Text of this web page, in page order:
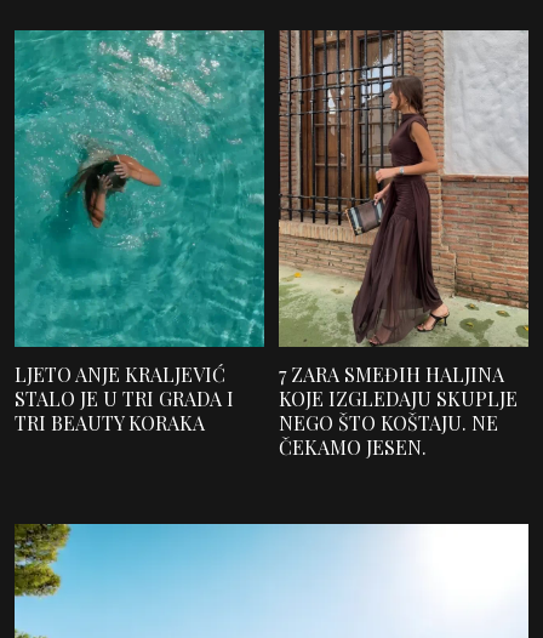
LJETO ANJE KRALJEVIĆ
STALO JE U TRI GRADA I
TRI BEAUTY KORAKA
7 ZARA SMEĐIH HALJINA
KOJE IZGLEDAJU SKUPLJE
NEGO ŠTO KOŠTAJU. NE
ČEKAMO JESEN.